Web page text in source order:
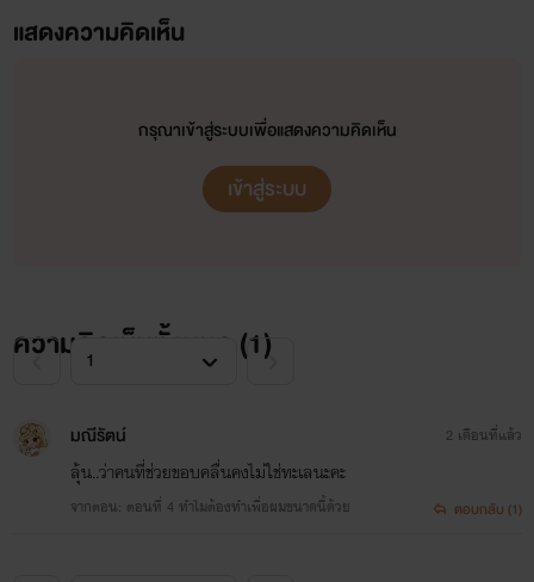
แสดงความคิดเห็น
กรุณาเข้าสู่ระบบเพื่อแสดงความคิดเห็น
เข้าสู่ระบบ
ความคิดเห็นทั้งหมด (1)
มณีรัตน์
ลุ้น..ว่าคนที่ช่วยขอบคลื่นคงไม่ใช่ทะเลนะคะ
จากตอน: ตอนที่ 4 ทำไมต้องทำเพื่อผมขนาดนี้ด้วย
2 เดือนที่แล้ว
ตอบกลับ (1)